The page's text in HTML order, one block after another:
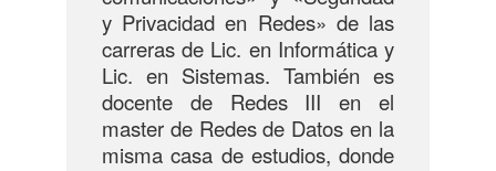
y Privacidad en Redes» de las
carreras de Lic. en Informática y
Lic. en Sistemas. También es
docente de Redes III en el
master de Redes de Datos en la
misma casa de estudios, donde